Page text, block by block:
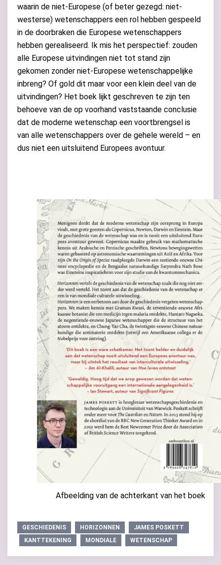
waarin de niet-Europese (of beter gezegd: niet-
westerse) wetenschappers een rol hebben gespeeld
in de doorbraken die Europese wetenschappers
hebben gerealiseerd. Ik mis het perspectief: zouden
alle Europese uitvindingen niet tot stand zijn
gekomen zonder niet-Europese wetenschappelijke
inbreng? Of gold dit maar voor een klein deel van de
uitvindingen? Het boek lijkt geschreven te zijn ten
behoeve van de op voorhand vaststaande conclusie
dat de moderne wetenschap een voortbrengsel is
van alle wetenschappers over de gehele wereld – en
dus niet een uitsluitend Europees avontuur.
Afbeelding van de achterkant van het boek
GESCHIEDENIS HORIZONNEN
JAMES POSKETT
KANTTEKENING
MONDIALE WETENSCHAP